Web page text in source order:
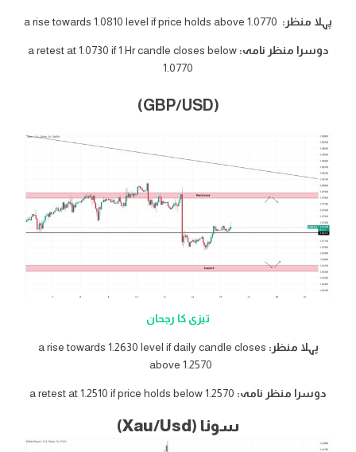
پہلا منظر: a rise towards 1.0810 level if price holds above 1.0770
دوسرا منظر نامہ:a retest at 1.0730 if 1 Hr candle closes below
1.0770
(GBP/USD)
تیزی کا رجحان
پہلا منظر: a rise towards 1.2630 level if daily candle closes
above 1.2570
دوسرا منظر نامہ:
سونا (Xau/Usd)